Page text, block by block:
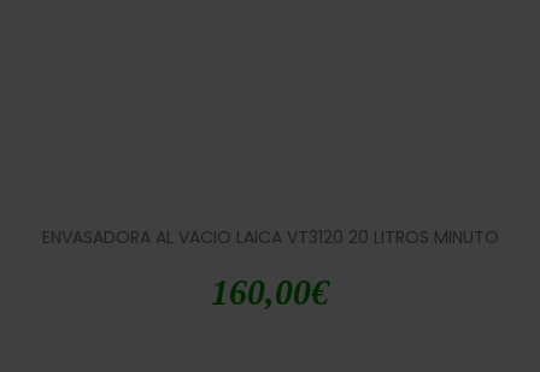
ENVASADORA AL VACIO LAICA VT3120 20 LITROS MINUTO
160,00€